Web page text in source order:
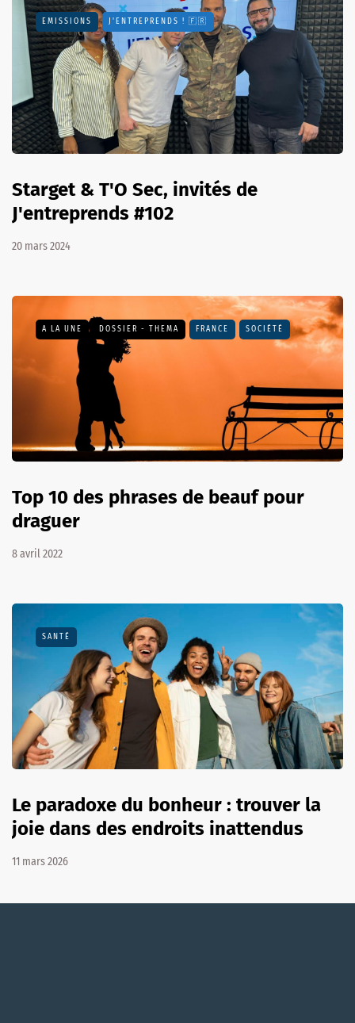
EMISSIONS J'ENTREPRENDS ! 🇫🇷
Starget & T'O Sec, invités de
J'entreprends #102
20 mars 2024
A LA UNE DOSSIER - THEMA FRANCE SOCIÉTÉ
Top 10 des phrases de beauf pour
draguer
8 avril 2022
SANTÉ
Le paradoxe du bonheur : trouver la
joie dans des endroits inattendus
11 mars 2026